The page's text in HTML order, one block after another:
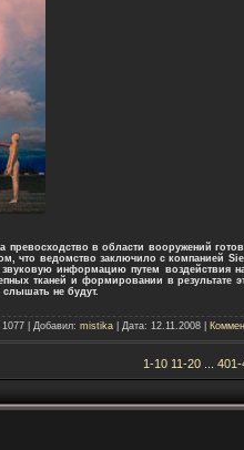
в области вооружений
что ведомство заключило с компанией
информацию путем
тканей и формировании в
слышать не будут.
| Добавил: mistika| Дата: 12.11.2008|
1-10 11-20 401-